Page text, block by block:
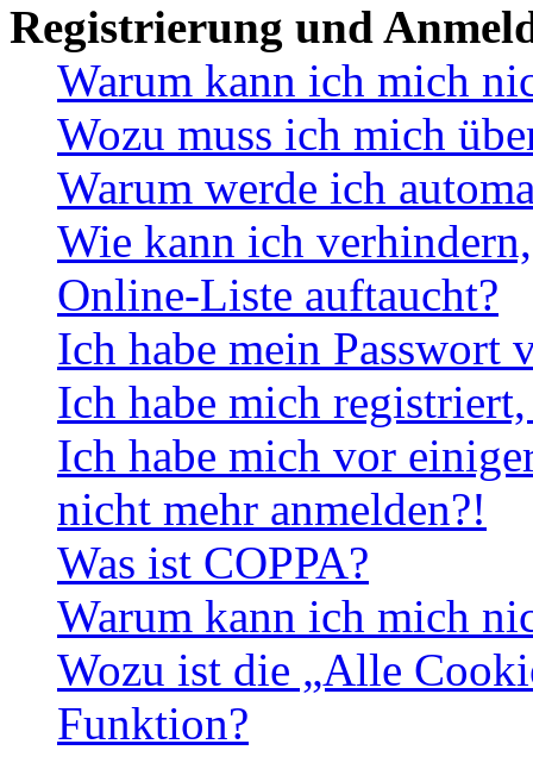
Registrierung und
Warum kann ich mich
Wozu muss ich mich
Warum werde ich
Wie kann ich
Online-Liste auftaucht?
Ich habe mein Passwort
Ich habe mich
Ich habe mich vor
nicht mehr anmelden?!
Was ist COPPA?
Warum kann ich mich
Wozu ist die „Alle
Funktion?